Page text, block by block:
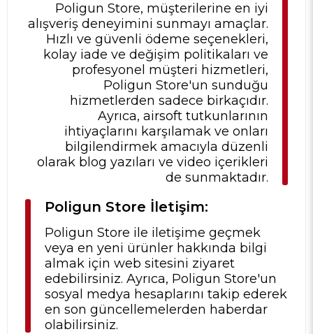
Poligun Store, müşterilerine en iyi
alışveriş deneyimini sunmayı amaçlar.
Hızlı ve güvenli ödeme seçenekleri,
kolay iade ve değişim politikaları ve
profesyonel müşteri hizmetleri,
Poligun Store'un sunduğu
hizmetlerden sadece birkaçıdır.
Ayrıca, airsoft tutkunlarının
ihtiyaçlarını karşılamak ve onları
bilgilendirmek amacıyla düzenli
olarak blog yazıları ve video içerikleri
de sunmaktadır.
Poligun Store İletişim:
Poligun Store ile iletişime geçmek
veya en yeni ürünler hakkında bilgi
almak için web sitesini ziyaret
edebilirsiniz. Ayrıca, Poligun Store'un
sosyal medya hesaplarını takip ederek
en son güncellemelerden haberdar
olabilirsiniz.